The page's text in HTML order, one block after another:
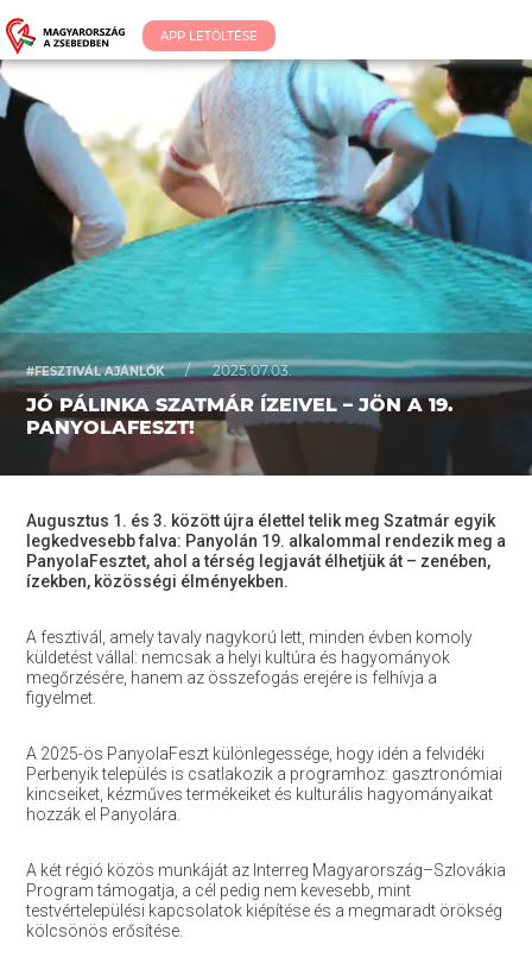
APP LETÖLTÉSE
#FESZTIVÁL AJÁNLÓK / 2025.07.03.
JÓ PÁLINKA SZATMÁR ÍZEIVEL – JÖN A 19.
PANYOLAFESZT!
Augusztus 1. és 3. között újra élettel telik meg Szatmár egyik
legkedvesebb falva: Panyolán 19. alkalommal rendezik meg a
PanyolaFesztet, ahol a térség legjavát élhetjük át – zenében,
ízekben, közösségi élményekben.
A fesztivál, amely tavaly nagykorú lett, minden évben komoly
küldetést vállal: nemcsak a helyi kultúra és hagyományok
megőrzésére, hanem az összefogás erejére is felhívja a
figyelmet.
A 2025-ös PanyolaFeszt különlegessége, hogy idén a felvidéki
Perbenyik település is csatlakozik a programhoz: gasztronómiai
kincseiket, kézműves termékeiket és kulturális hagyományaikat
hozzák el Panyolára.
A két régió közös munkáját az Interreg Magyarország–Szlovákia
Program támogatja, a cél pedig nem kevesebb, mint
testvértelepülési kapcsolatok kiépítése és a megmaradt örökség
kölcsönös erősítése.